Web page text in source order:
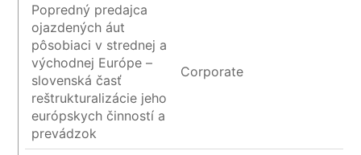
Popredný predajca
ojazdených áut
pôsobiaci v strednej a
východnej Európe –
slovenská časť
reštrukturalizácie jeho
európskych činností a
prevádzok
Corporate